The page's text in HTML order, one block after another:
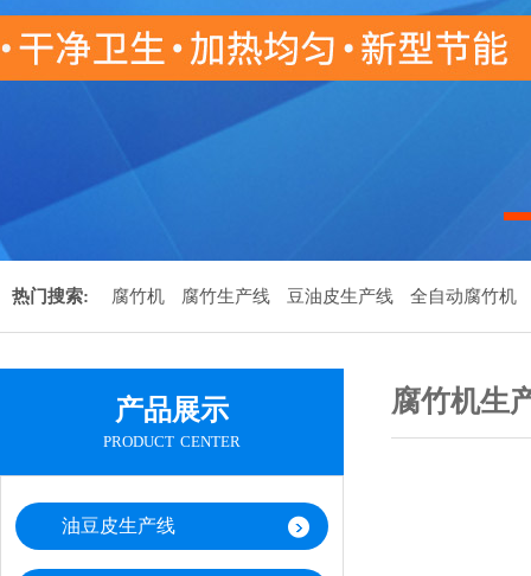
热门搜索: 腐竹机 腐竹生产线 豆油皮生产线 全自动腐竹机
产品展示
product center
油豆皮生产线
腐竹机生